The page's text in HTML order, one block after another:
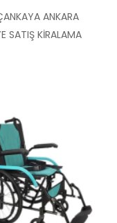
ANKARA
SATIŞ KİRALAMA